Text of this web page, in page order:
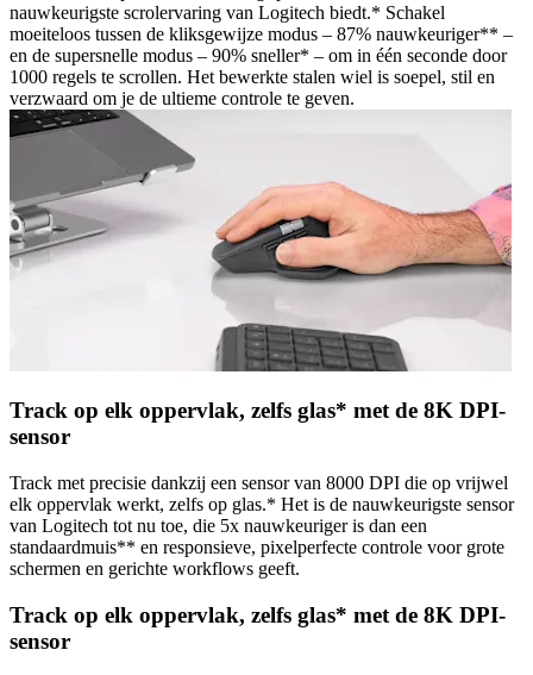
nauwkeurigste scrolervaring van Logitech biedt.* Schakel
moeiteloos tussen de kliksgewijze modus – 87% nauwkeuriger** –
en de supersnelle modus – 90% sneller* – om in één seconde door
1000 regels te scrollen. Het bewerkte stalen wiel is soepel, stil en
verzwaard om je de ultieme controle te geven.
Track op elk oppervlak, zelfs glas* met de 8K DPI-
sensor
Track met precisie dankzij een sensor van 8000 DPI die op vrijwel
elk oppervlak werkt, zelfs op glas.* Het is de nauwkeurigste sensor
van Logitech tot nu toe, die 5x nauwkeuriger is dan een
standaardmuis** en responsieve, pixelperfecte controle voor grote
schermen en gerichte workflows geeft.
Track op elk oppervlak, zelfs glas* met de 8K DPI-
sensor